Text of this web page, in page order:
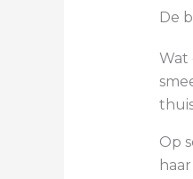
De
Wat
Op